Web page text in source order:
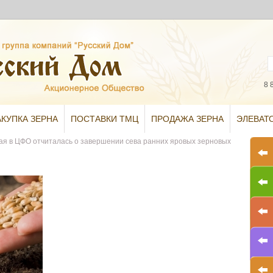
8
ЗЕРНА ПОСТАВКИ ТМЦ ПРОДАЖА ЗЕРНА
в ЦФО отчиталась о завершении сева ранних яровых зерновых